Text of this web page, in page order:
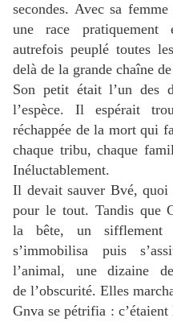
secondes. Avec sa
une race pratiquement
autrefois peuplé toutes
delà de la grande chaîne
Son petit était l’un des
l’espèce. Il espérait
réchappée de la mort qui
chaque tribu, chaque
Inéluctablement.
Il devait sauver Bvé,
pour le tout. Tandis que
la bête, un sifflement
s’immobilisa puis
l’animal, une dizaine
de l’obscurité. Elles
Gnva se pétrifia : c’étaient